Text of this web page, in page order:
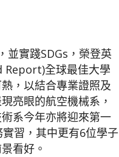
並實踐SDGs，榮登英
Report)全球最佳大學
，以結合專業證照及
亮眼的航空機械系，
系今年亦將迎來第一
習，其中更有6位學子
看好。